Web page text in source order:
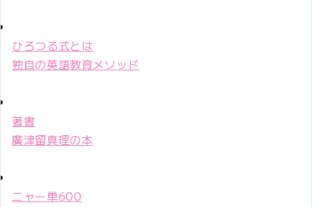
ひろつる式とは
独自の英語教育メソッド
著書
廣津留真理の本
ニャー単600